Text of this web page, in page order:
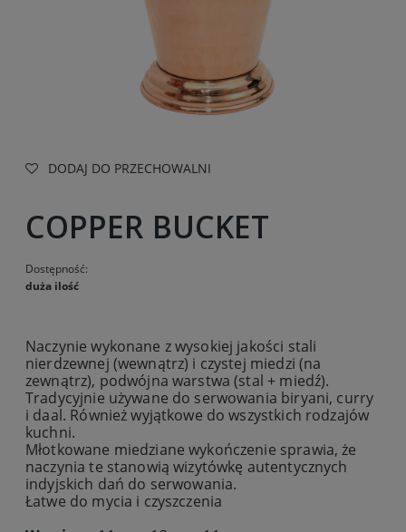
DODAJ DO PRZECHOWALNI
COPPER BUCKET
Dostępność:
duża ilość
Naczynie wykonane z wysokiej jakości stali
nierdzewnej (wewnątrz) i czystej miedzi (na
zewnątrz), podwójna warstwa (stal + miedź).
Tradycyjnie używane do serwowania biryani, curry
i daal. Również wyjątkowe do wszystkich rodzajów
kuchni.
Młotkowane miedziane wykończenie sprawia, że
naczynia te stanowią wizytówkę autentycznych
indyjskich dań do serwowania.
Łatwe do mycia i czyszczenia